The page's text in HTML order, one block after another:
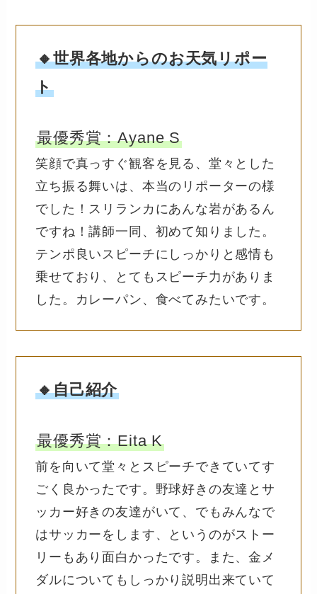
🔸世界各地からのお天気リポー
ト
最優秀賞：Ayane S
笑顔で真っすぐ観客を見る、堂々とした
立ち振る舞いは、本当のリポーターの様
でした！スリランカにあんな岩があるん
ですね！講師一同、初めて知りました。
テンポ良いスピーチにしっかりと感情も
乗せており、とてもスピーチ力がありま
した。カレーパン、食べてみたいです。
🔸自己紹介
最優秀賞：Eita K
前を向いて堂々とスピーチできていてす
ごく良かったです。野球好きの友達とサ
ッカー好きの友達がいて、でもみんなで
はサッカーをします、というのがストー
リーもあり面白かったです。また、金メ
ダルについてもしっかり説明出来ていて